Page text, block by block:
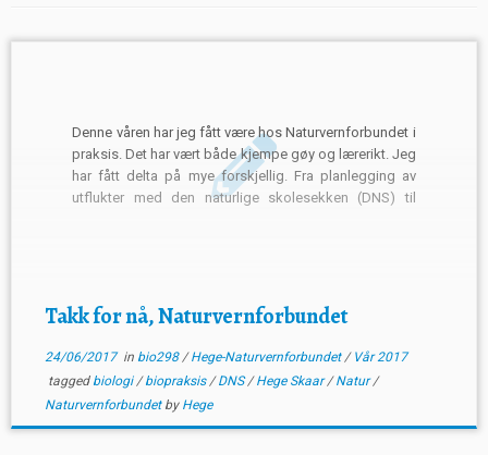
Denne våren har jeg fått være hos Naturvernforbundet i
praksis. Det har vært både kjempe gøy og lærerikt. Jeg
har fått delta på mye forskjellig. Fra planlegging av
utflukter med den naturlige skolesekken (DNS) til
Takk for nå, Naturvernforbundet
24/06/2017in bio298/Hege-Naturvernforbundet/ Vår 2017
tagged biologi/biopraksis/DNS/Hege Skaar/Natur/
Naturvernforbundet by Hege